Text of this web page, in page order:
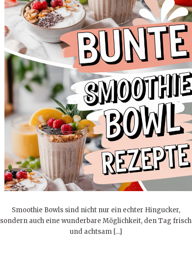
Smoothie Bowls sind nicht nur ein echter Hingucker,
sondern auch eine wunderbare Möglichkeit, den Tag frisch
und achtsam […]